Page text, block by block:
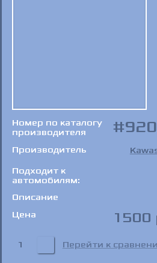
Номер по каталогу
производителя
Производитель
Подходит к
автомобилям:
Описание
Цена
1500
1 Перейти к